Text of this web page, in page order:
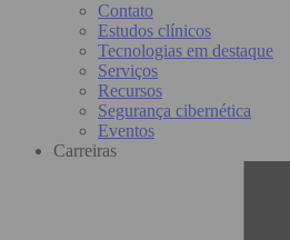
Contato
Estudos clínicos
Tecnologias em destaque
Serviços
Recursos
Segurança cibernética
Eventos
Carreiras